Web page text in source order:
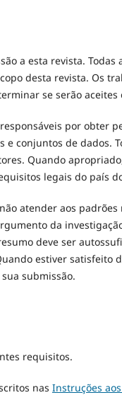
a esta revista.
desta revista. Os
se serão aceites
por obter
conjuntos de dados.
Quando
legais do país
atender aos
da
deve ser
estiver satisfeito
submissão.
requisitos.
nas Instruções